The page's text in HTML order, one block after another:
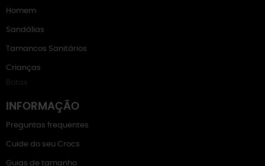
Homem
Sandálias
Tamancos Sanitários
Crianças
Botas
INFORMAÇÃO
Preguntas frequentes
Cuide do seu Crocs
Guias de tamanho